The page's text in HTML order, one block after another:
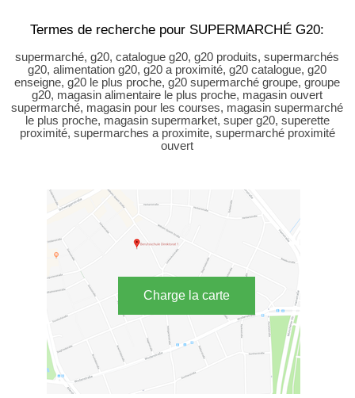
Termes de recherche pour SUPERMARCHÉ G20:
supermarché, g20, catalogue g20, g20 produits, supermarchés
g20, alimentation g20, g20 a proximité, g20 catalogue, g20
enseigne, g20 le plus proche, g20 supermarché groupe, groupe
g20, magasin alimentaire le plus proche, magasin ouvert
supermarché, magasin pour les courses, magasin supermarché
le plus proche, magasin supermarket, super g20, superette
proximité, supermarches a proximite, supermarché proximité
ouvert
Charge la carte